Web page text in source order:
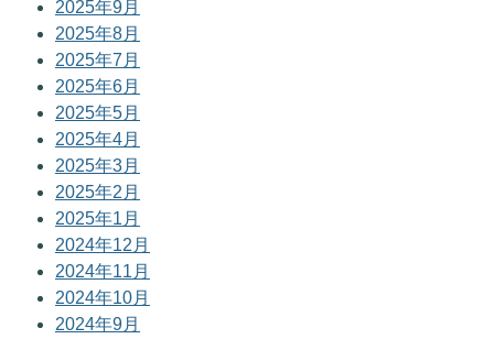
2025年9月
2025年8月
2025年7月
2025年6月
2025年5月
2025年4月
2025年3月
2025年2月
2025年1月
2024年12月
2024年11月
2024年10月
2024年9月